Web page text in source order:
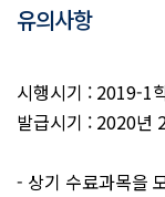
유의사항
시행시기 : 2019-1
발급시기 : 2020년
- 상기 수료과목을